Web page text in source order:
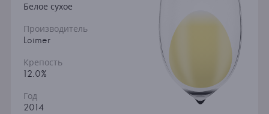
Белое сухое
Производитель
Loimer
Крепость
12.0%
Год
2014